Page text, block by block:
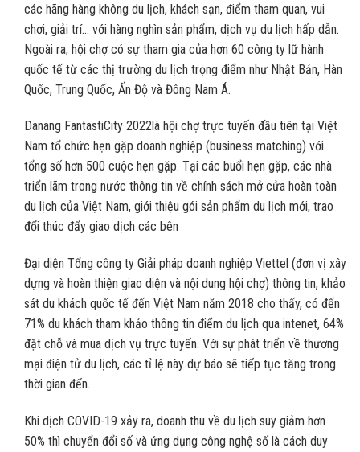
các hãng hàng không du lịch, khách sạn, điểm tham quan, vui
chơi, giải trí… với hàng nghìn sản phẩm, dịch vụ du lịch hấp dẫn.
Ngoài ra, hội chợ có sự tham gia của hơn 60 công ty lữ hành
quốc tế từ các thị trường du lịch trọng điểm như Nhật Bản, Hàn
Quốc, Trung Quốc, Ấn Độ và Đông Nam Á.
Danang FantastiCity 2022là hội chợ trực tuyến đầu tiên tại Việt
Nam tổ chức hẹn gặp doanh nghiệp (business matching) với
tổng số hơn 500 cuộc hẹn gặp. Tại các buổi hẹn gặp, các nhà
triển lãm trong nước thông tin về chính sách mở cửa hoàn toàn
du lịch của Việt Nam, giới thiệu gói sản phẩm du lịch mới, trao
đổi thúc đẩy giao dịch các bên
Đại diện Tổng công ty Giải pháp doanh nghiệp Viettel (đơn vị xây
dựng và hoàn thiện giao diện và nội dung hội chợ) thông tin, khảo
sát du khách quốc tế đến Việt Nam năm 2018 cho thấy, có đến
71% du khách tham khảo thông tin điểm du lịch qua intenet, 64%
đặt chỗ và mua dịch vụ trực tuyến. Với sự phát triển về thương
mại điện tử du lịch, các tỉ lệ này dự báo sẽ tiếp tục tăng trong
thời gian đến.
Khi dịch COVID-19 xảy ra, doanh thu về du lịch suy giảm hơn
50% thì chuyển đổi số và ứng dụng công nghệ số là cách duy